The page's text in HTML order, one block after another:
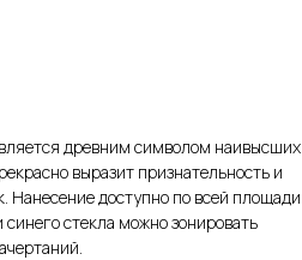
древним символом наивысших
выразит признательность и
Нанесение доступно по всей площади
стекла можно зонировать